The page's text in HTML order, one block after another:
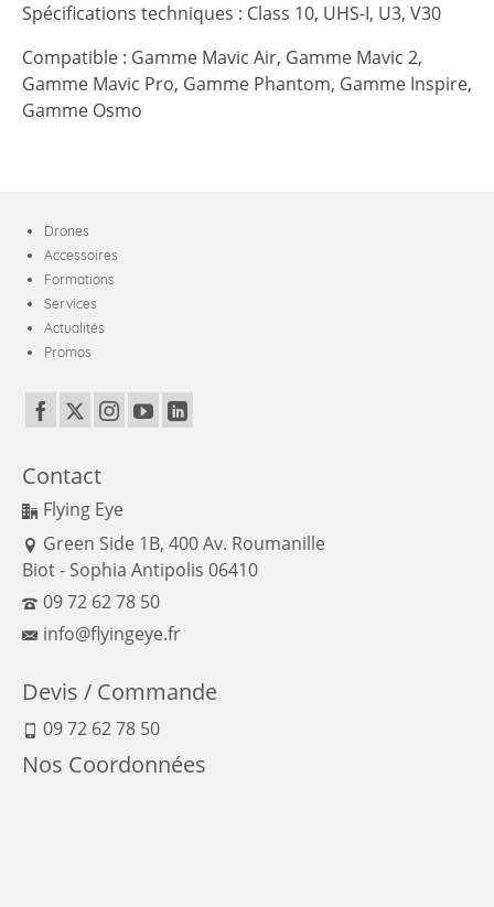
Spécifications techniques : Class 10, UHS-I, U3, V30
Compatible : Gamme Mavic Air, Gamme Mavic 2,
Gamme Mavic Pro, Gamme Phantom, Gamme Inspire,
Gamme Osmo
Drones
Accessoires
Formations
Services
Actualités
Promos
Contact
Flying Eye
Green Side 1B, 400 Av. Roumanille
Biot - Sophia Antipolis 06410
09 72 62 78 50
info@flyingeye.fr
Devis / Commande
09 72 62 78 50
Nos Coordonnées